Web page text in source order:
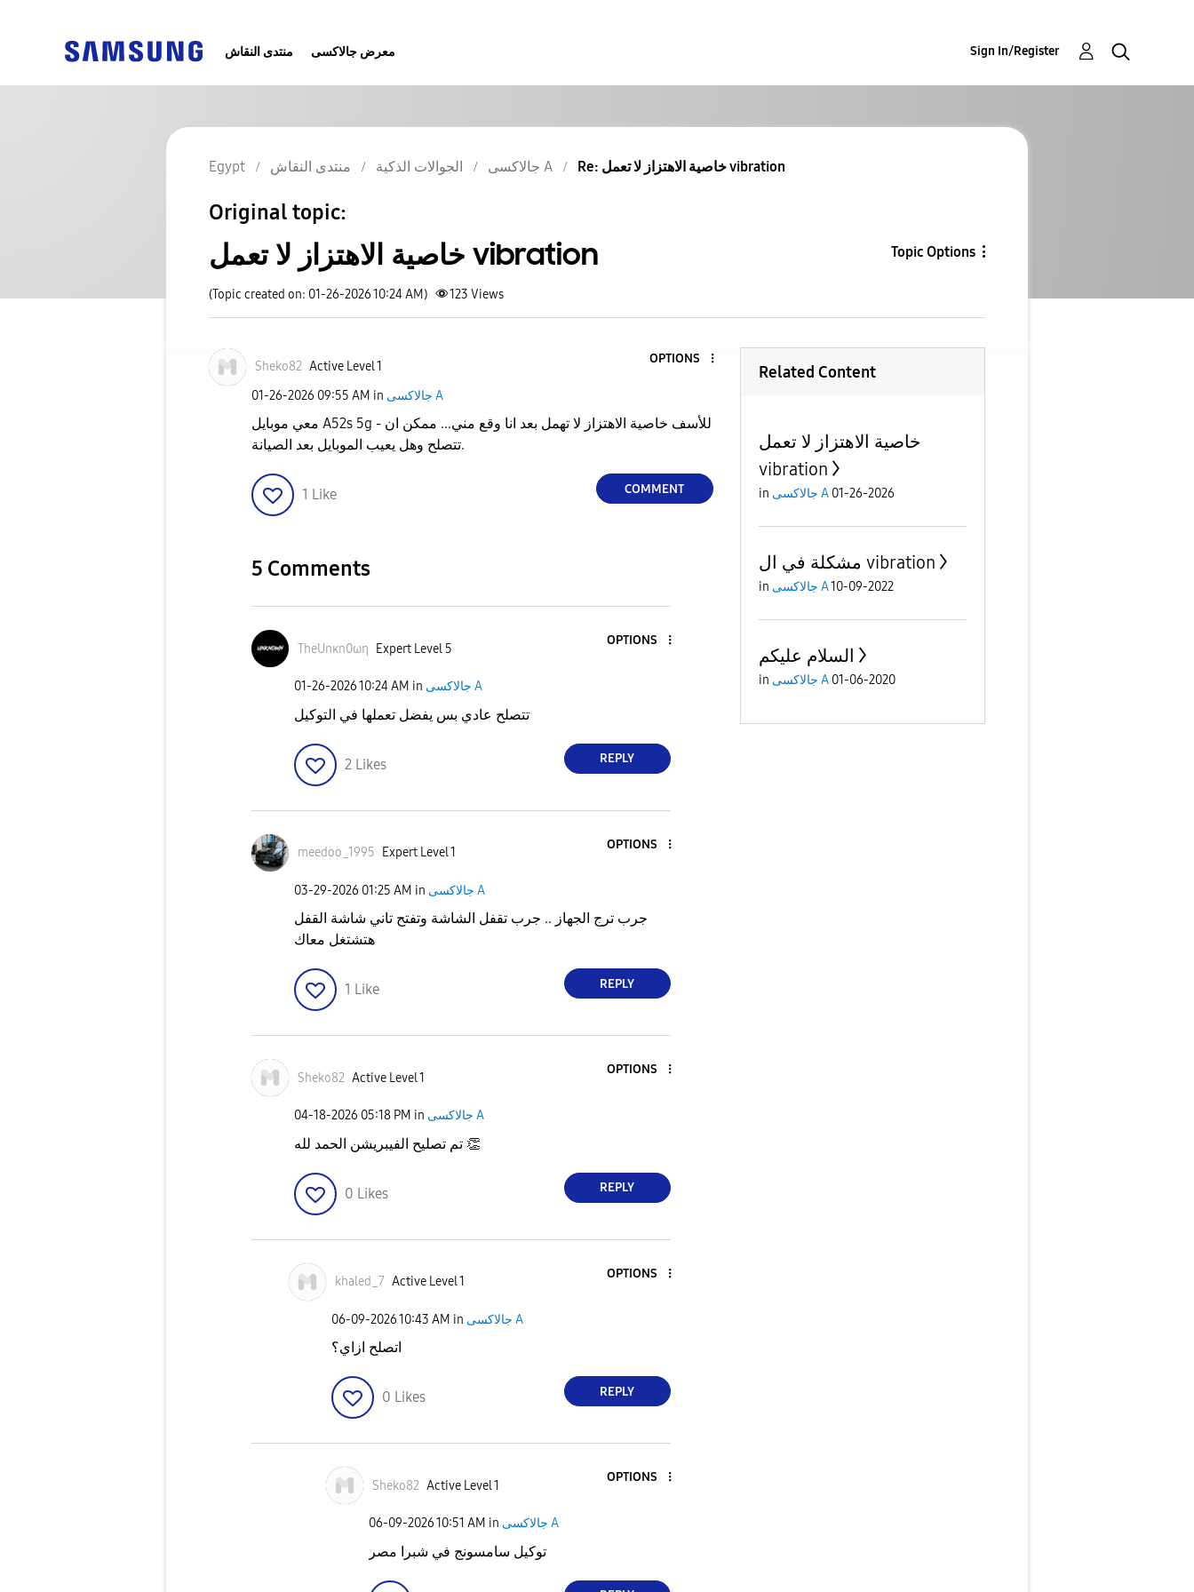
منتدى النقاش معرض جالاكسى Sign In/Register
Egypt منتدى النقاش الجوالات الذكية جالاكسى A Re: خاصية الاهتزاز لا تعمل vibration
Original topic:
خاصية الاهتزاز لا تعمل vibration Topic Options
(Topic created on: 01-26-2026 10:24 AM) 123 Views
Sheko82 Active Level 1
OPTIONS
‎01-26-2026 09:55 AM in جالاكسى A
معي موبايل A52s 5g - للأسف خاصية الاهتزاز لا تهمل بعد انا وقع مني... ممكن ان
تتصلح وهل يعيب الموبايل بعد الصيانة.
1 Like COMMENT
5 Comments
TheUnκn0ωη Expert Level 5
OPTIONS
‎01-26-202610:24 AM in جالاكسى A
تتصلح عادي بس يفضل تعملها في التوكيل
2 Likes REPLY
meedoo_1995 Expert Level 1
OPTIONS
‎03-29-2026 01:25 AM in جالاكسى A
جرب ترج الجهاز .. جرب تقفل الشاشة وتفتح تاني شاشة القفل
هتشتغل معاك
1 Like REPLY
Sheko82 Active Level 1
OPTIONS
‎04-18-2026 05:18 PM in جالاكسى A
👏
0 Likes REPLY
khaled_7 Active Level 1
OPTIONS
‎06-09-202610:43 AM in جالاكسى A
اتصلح ازاي؟
0 Likes REPLY
Sheko82 Active Level 1
OPTIONS
‎06-09-202610:51 AM in جالاكسى A
توكيل سامسونج في شبرا مصر
Related Content
خاصية الاهتزاز لا تعمل
vibration
in جالاكسى A 01-26-2026
مشكلة في ال vibration
in جالاكسى A10-09-2022
السلام عليكم
in جالاكسى A 01-06-2020